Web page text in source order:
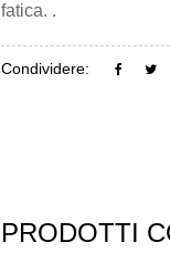
fatica. .
Condividere:
PRODOTTI